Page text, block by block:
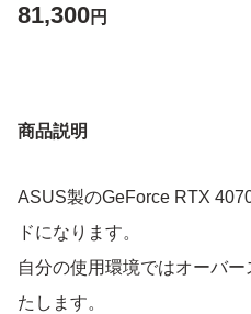
81,300円
商品説明
ASUS製のGeForce RTX
ドになります。
自分の使用環境ではオーバ
たします。